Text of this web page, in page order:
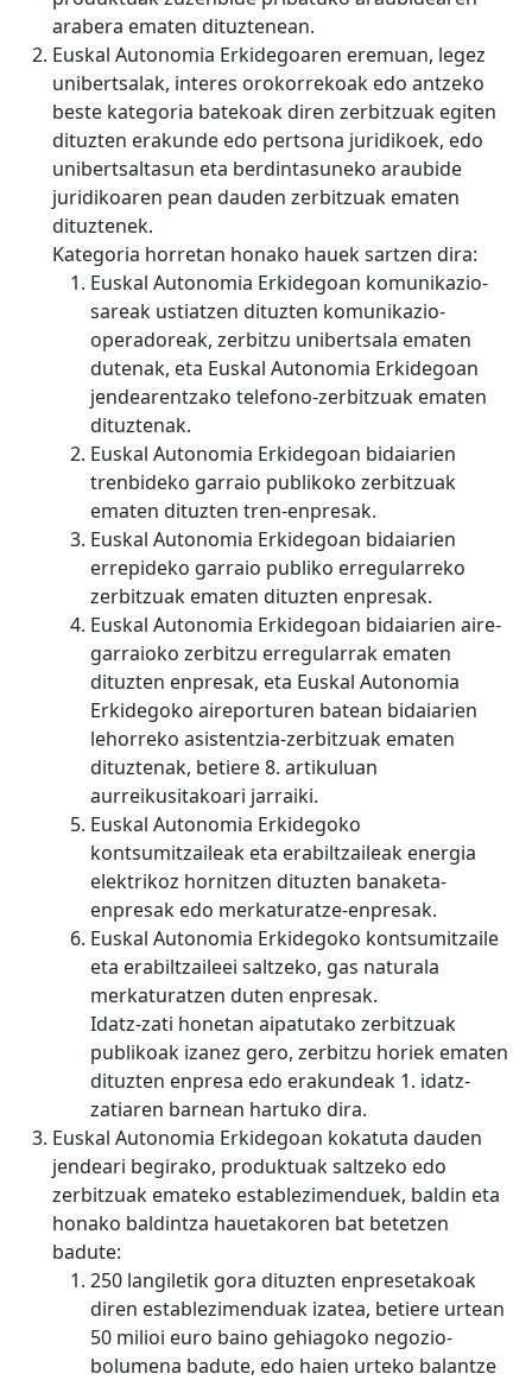
arabera ematen dituztenean.
Euskal Autonomia Erkidegoaren eremuan, legez
unibertsalak, interes orokorrekoak edo antzeko
beste kategoria batekoak diren zerbitzuak egiten
dituzten erakunde edo pertsona juridikoek, edo
unibertsaltasun eta berdintasuneko araubide
juridikoaren pean dauden zerbitzuak ematen
dituztenek.
Kategoria horretan honako hauek sartzen dira:
Euskal Autonomia Erkidegoan komunikazio-
sareak ustiatzen dituzten komunikazio-
operadoreak, zerbitzu unibertsala ematen
dutenak, eta Euskal Autonomia Erkidegoan
jendearentzako telefono-zerbitzuak ematen
dituztenak.
Euskal Autonomia Erkidegoan bidaiarien
trenbideko garraio publikoko zerbitzuak
ematen dituzten tren-enpresak.
Euskal Autonomia Erkidegoan bidaiarien
errepideko garraio publiko erregularreko
zerbitzuak ematen dituzten enpresak.
Euskal Autonomia Erkidegoan bidaiarien aire-
garraioko zerbitzu erregularrak ematen
dituzten enpresak, eta Euskal Autonomia
Erkidegoko aireporturen batean bidaiarien
lehorreko asistentzia-zerbitzuak ematen
dituztenak, betiere 8. artikuluan
aurreikusitakoari jarraiki.
Euskal Autonomia Erkidegoko
kontsumitzaileak eta erabiltzaileak energia
elektrikoz hornitzen dituzten banaketa-
enpresak edo merkaturatze-enpresak.
Euskal Autonomia Erkidegoko kontsumitzaile
eta erabiltzaileei saltzeko, gas naturala
merkaturatzen duten enpresak.
Idatz-zati honetan aipatutako zerbitzuak
publikoak izanez gero, zerbitzu horiek ematen
dituzten enpresa edo erakundeak 1. idatz-
zatiaren barnean hartuko dira.
Euskal Autonomia Erkidegoan kokatuta dauden
jendeari begirako, produktuak saltzeko edo
zerbitzuak emateko establezimenduek, baldin eta
honako baldintza hauetakoren bat betetzen
badute:
250 langiletik gora dituzten enpresetakoak
diren establezimenduak izatea, betiere urtean
50 milioi euro baino gehiagoko negozio-
bolumena badute, edo haien urteko balantze